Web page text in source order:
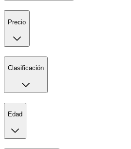
Precio
Clasificación
Edad